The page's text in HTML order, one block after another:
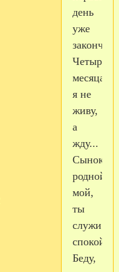
день
уже
закончен,
Четыре
месяца
я не
живу,
а
жду...
Сынок,
родной
мой,
ты
служи
спокойно,
Беду,